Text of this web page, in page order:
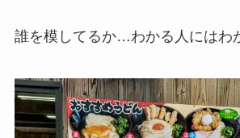
誰を模してるか…わかる人にはわ